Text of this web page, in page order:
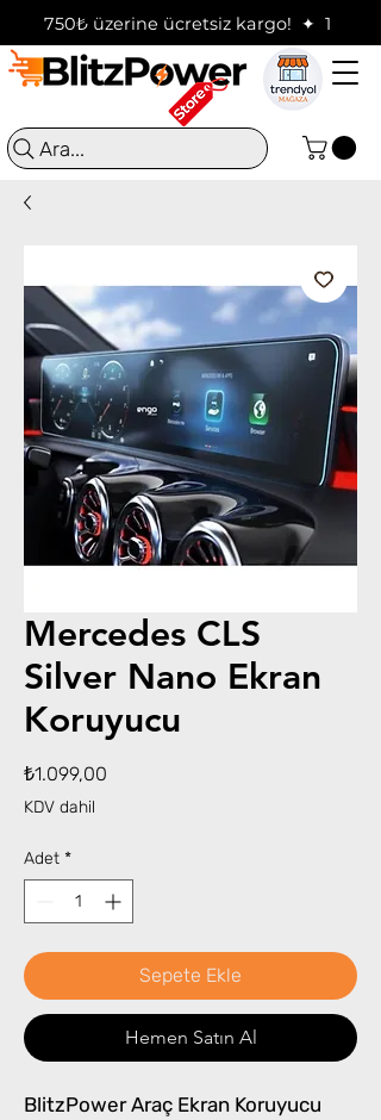
750₺ üzerine ücretsiz kargo!  ✦
Ara...
Mercedes CLS
Silver Nano Ekran
Koruyucu
₺1.099,00
KDV dahil
Adet *
Sepete Ekle
Hemen Satın Al
BlitzPower Araç Ekran Koruyucu